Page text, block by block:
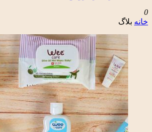
0
خانه بلاگ